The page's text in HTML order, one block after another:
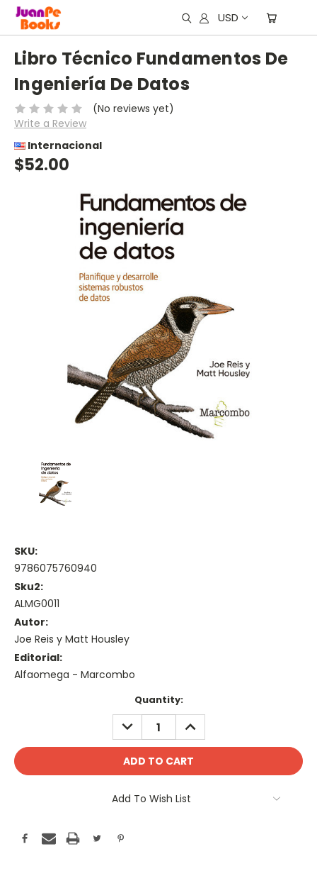
USD
Libro Técnico Fundamentos De
Ingeniería De Datos
(No reviews yet)
Write a Review
Internacional
$52.00
SKU:
9786075760940
Sku2:
ALMG0011
Autor:
Joe Reis y Matt Housley
Editorial:
Alfaomega - Marcombo
Quantity:
DECREASE
QUANTITY:
INCREASE
QUANTITY:
Add To Wish List